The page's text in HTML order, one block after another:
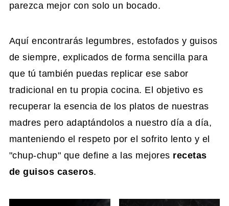
parezca mejor con solo un bocado.
Aquí encontrarás legumbres, estofados y guisos
de siempre, explicados de forma sencilla para
que tú también puedas replicar ese sabor
tradicional en tu propia cocina. El objetivo es
recuperar la esencia de los platos de nuestras
madres pero adaptándolos a nuestro día a día,
manteniendo el respeto por el sofrito lento y el
"chup-chup" que define a las mejores recetas
de guisos caseros.